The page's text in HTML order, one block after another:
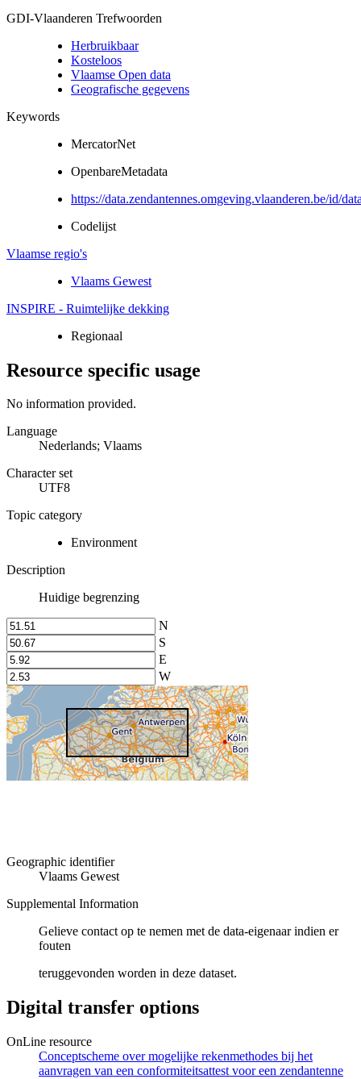
GDI-Vlaanderen Trefwoorden
Herbruikbaar
Kosteloos
Vlaamse Open data
Geografische gegevens
Keywords
MercatorNet
OpenbareMetadata
https://data.zendantennes.omgeving.vlaanderen.be/id/
Codelijst
Vlaamse regio's
Vlaams Gewest
INSPIRE - Ruimtelijke dekking
Regionaal
Resource specific usage
No information provided.
Language
Nederlands; Vlaams
Character set
UTF8
Topic category
Environment
Description
Huidige begrenzing
N
S
E
W
Geographic identifier
Vlaams Gewest
Supplemental Information
Gelieve contact op te nemen met de data-eigenaar indien er
fouten
teruggevonden worden in deze dataset.
Digital transfer options
OnLine resource
Conceptscheme over mogelijke rekenmethodes bij het
aanvragen van een conformiteitsattest voor een zendantenne